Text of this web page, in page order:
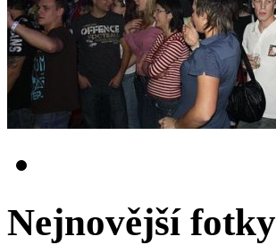
Nejnovější fotky